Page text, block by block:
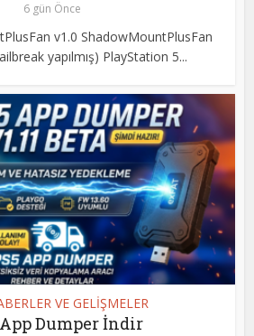
6 gün Önce
v1.0 ShadowMountPlusFan
yapılmış) PlayStation 5...
VE GELİŞMELER
App Dumper İndir